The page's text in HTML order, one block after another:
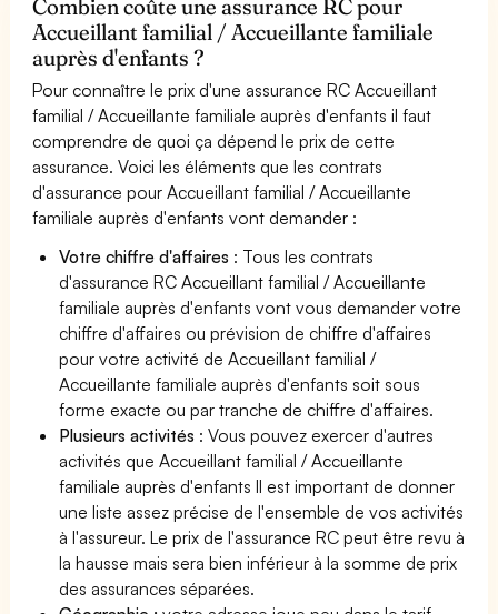
Combien coûte une assurance RC pour
Accueillant familial / Accueillante familiale
auprès d'enfants ?
Pour connaître le prix d'une assurance RC Accueillant
familial / Accueillante familiale auprès d'enfants il faut
comprendre de quoi ça dépend le prix de cette
assurance. Voici les éléments que les contrats
d'assurance pour Accueillant familial / Accueillante
familiale auprès d'enfants vont demander :
Votre chiffre d'affaires : Tous les contrats
d'assurance RC Accueillant familial / Accueillante
familiale auprès d'enfants vont vous demander votre
chiffre d'affaires ou prévision de chiffre d'affaires
pour votre activité de Accueillant familial /
Accueillante familiale auprès d'enfants soit sous
forme exacte ou par tranche de chiffre d'affaires.
Plusieurs activités : Vous pouvez exercer d'autres
activités que Accueillant familial / Accueillante
familiale auprès d'enfants Il est important de donner
une liste assez précise de l'ensemble de vos activités
à l'assureur. Le prix de l'assurance RC peut être revu à
la hausse mais sera bien inférieur à la somme de prix
des assurances séparées.